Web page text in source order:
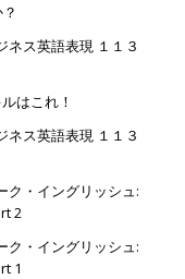
ネス英語表現 １１３
はこれ！
ネス英語表現 １１３
ク・イングリッシュ:
2
ク・イングリッシュ:
1